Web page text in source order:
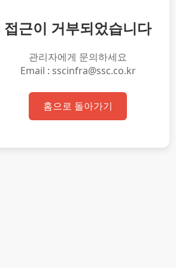
접근이 거부되었습니다
관리자에게 문의하세요
Email : sscinfra@ssc.co.kr
홈으로 돌아가기